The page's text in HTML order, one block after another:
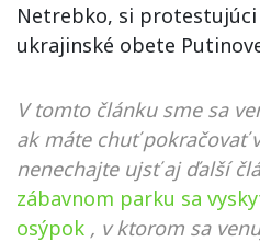
Netrebko, si
ukrajinské obete
V tomto článku sme sa
ak máte chuť pokračovať
nenechajte ujsť aj ďalší
zábavnom parku sa
osýpok , v ktorom sa